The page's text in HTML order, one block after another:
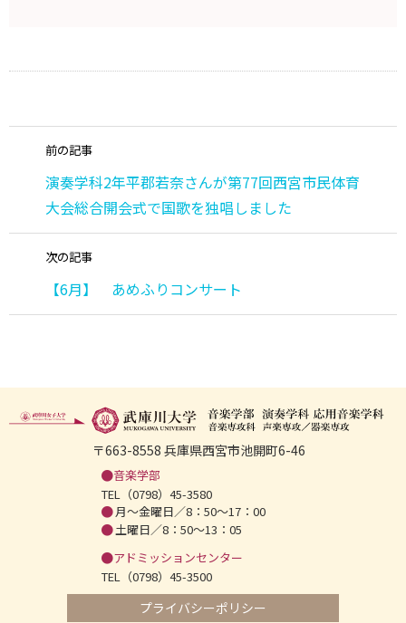
前の記事
演奏学科2年平郡若奈さんが第77回西宮市民体育
大会総合開会式で国歌を独唱しました
次の記事
【6月】 あめふりコンサート
〒663-8558 兵庫県西宮市池開町6-46
音楽学部
TEL（0798）45-3580
月～金曜日／8：50～17：00
土曜日／8：50～13：05
アドミッションセンター
TEL（0798）45-3500
プライバシーポリシー